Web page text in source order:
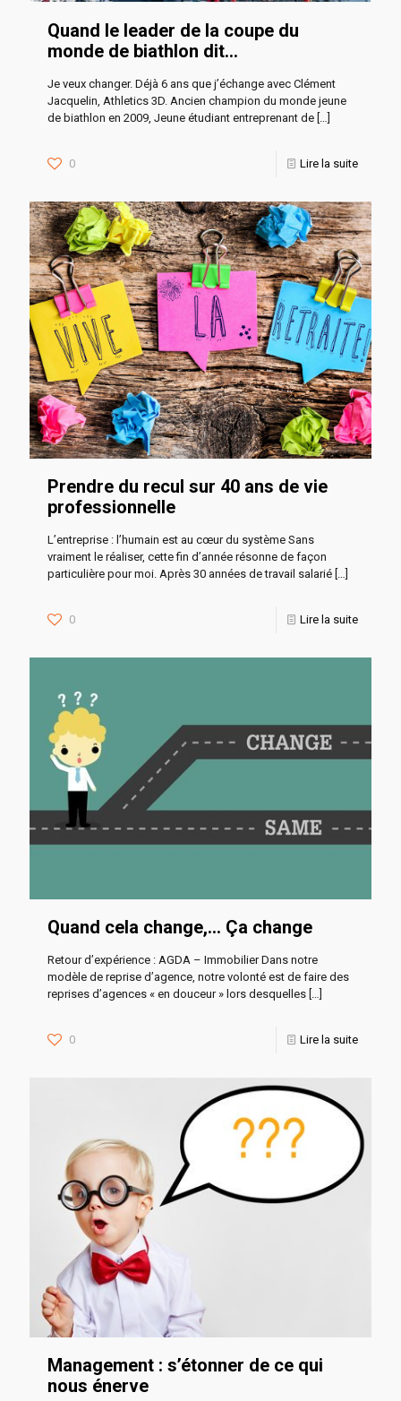
Quand le leader de la coupe du
monde de biathlon dit…
Je veux changer. Déjà 6 ans que j’échange avec Clément
Jacquelin, Athletics 3D. Ancien champion du monde jeune
de biathlon en 2009, Jeune étudiant entreprenant de […]
0 Lire la suite
Prendre du recul sur 40 ans de vie
professionnelle
L’entreprise : l’humain est au cœur du système Sans
vraiment le réaliser, cette fin d’année résonne de façon
particulière pour moi. Après 30 années de travail salarié […]
0 Lire la suite
Quand cela change,… Ça change
Retour d’expérience : AGDA – Immobilier Dans notre
modèle de reprise d’agence, notre volonté est de faire des
reprises d’agences « en douceur » lors desquelles […]
0 Lire la suite
Management : s’étonner de ce qui
nous énerve